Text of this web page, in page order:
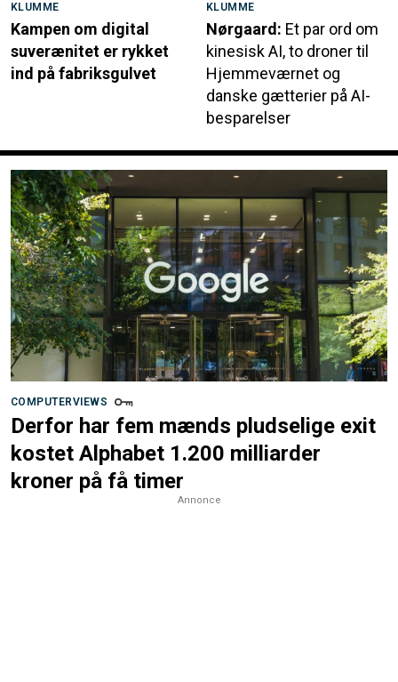
KLUMME
Kampen om digital
suverænitet er rykket
ind på fabriksgulvet
KLUMME
Nørgaard: Et par ord om
kinesisk AI, to droner til
Hjemmeværnet og
danske gætterier på AI-
besparelser
COMPUTERVIEWS
Derfor har fem mænds pludselige exit
kostet Alphabet 1.200 milliarder
kroner på få timer
Annonce